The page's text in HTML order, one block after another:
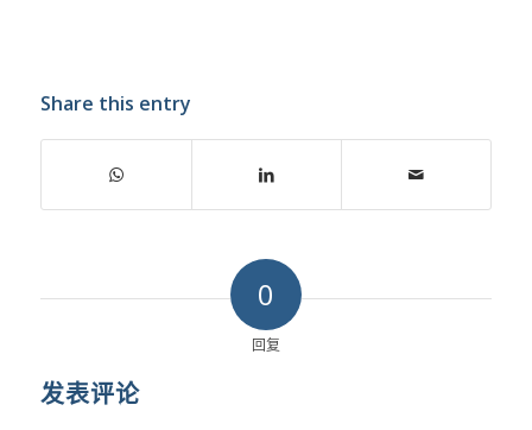
Share this entry
0
回复
发表评论